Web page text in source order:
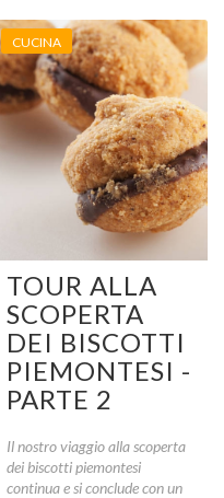
CUCINA
TOUR ALLA
SCOPERTA
DEI BISCOTTI
PIEMONTESI -
PARTE 2
Il nostro viaggio alla scoperta
dei biscotti piemontesi
continua e si conclude con un